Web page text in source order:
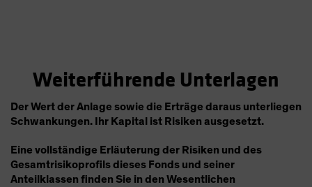
Weiterführende Unterlagen
Der Wert der Anlage sowie die Erträge daraus unterliegen
Schwankungen. Ihr Kapital ist Risiken ausgesetzt.
Eine vollständige Erläuterung der Risiken und des
Gesamtrisikoprofils dieses Fonds und seiner
Anteilklassen finden Sie in den Wesentlichen